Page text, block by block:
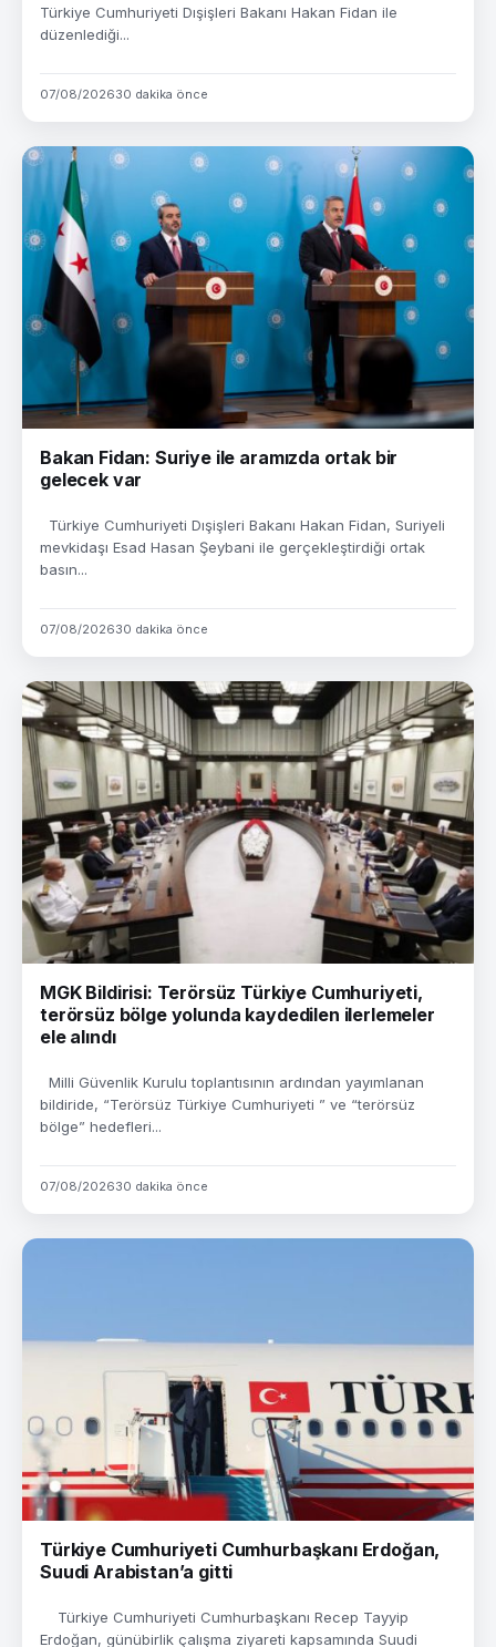
Türkiye Cumhuriyeti Dışişleri Bakanı Hakan Fidan ile
düzenlediği...
07/08/202630 dakika önce
Bakan Fidan: Suriye ile aramızda ortak bir
gelecek var
Türkiye Cumhuriyeti Dışişleri Bakanı Hakan Fidan, Suriyeli
mevkidaşı Esad Hasan Şeybani ile gerçekleştirdiği ortak
basın...
07/08/202630 dakika önce
MGK Bildirisi: Terörsüz Türkiye Cumhuriyeti,
terörsüz bölge yolunda kaydedilen ilerlemeler
ele alındı
Milli Güvenlik Kurulu toplantısının ardından yayımlanan
bildiride, “Terörsüz Türkiye Cumhuriyeti ” ve “terörsüz
bölge” hedefleri...
07/08/202630 dakika önce
Türkiye Cumhuriyeti Cumhurbaşkanı Erdoğan,
Suudi Arabistan’a gitti
Türkiye Cumhuriyeti Cumhurbaşkanı Recep Tayyip
Erdoğan, günübirlik çalışma ziyareti kapsamında Suudi